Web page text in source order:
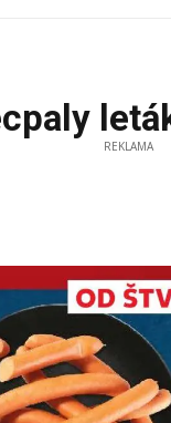
REKLAMA